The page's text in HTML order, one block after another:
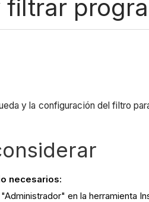
filtrar
y la configuración del filtro
necesarios:
en la herramienta